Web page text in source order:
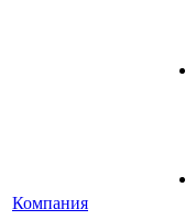
Компания